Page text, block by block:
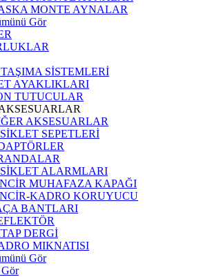
MONTE AYNALAR
Gör
SİSTEMLERİ
AYAKLIKLARI
TUTUCULAR
AKSESUARLAR
SEPETLERİ
ALARMLARI
MUHAFAZA KAPAĞI
KADRO KORUYUCU
BANTLARI
DERGİ
MIKNATISI
Gör